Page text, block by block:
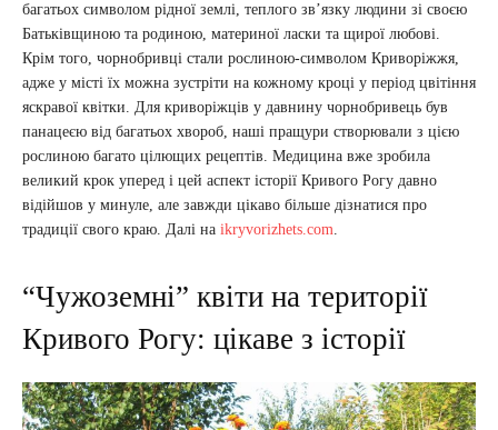
багатьох символом рідної землі, теплого зв’язку людини зі своєю
Батьківщиною та родиною, материної ласки та щирої любові.
Крім того, чорнобривці стали рослиною-символом Криворіжжя,
адже у місті їх можна зустріти на кожному кроці у період цвітіння
яскравої квітки. Для криворіжців у давнину чорнобривець був
панацеєю від багатьох хвороб, наші пращури створювали з цією
рослиною багато цілющих рецептів. Медицина вже зробила
великий крок уперед і цей аспект історії Кривого Рогу давно
відійшов у минуле, але завжди цікаво більше дізнатися про
традиції свого краю. Далі на ikryvorizhets.com.
“Чужоземні” квіти на території
Кривого Рогу: цікаве з історії